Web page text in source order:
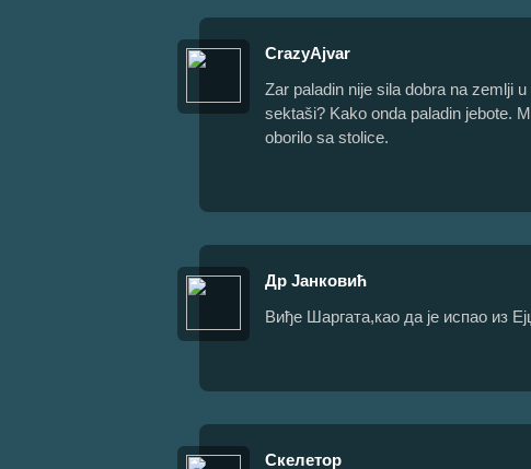
CrazyAjvar
Zar paladin nije sila dobra na zemlji
sektaši? Kako onda paladin jebote.
oborilo sa stolice.
Др Јанковић
Виђе Шаргата,као да је испао из
Скелетор